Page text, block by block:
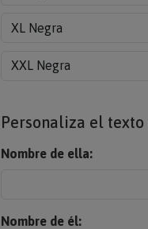
XL Negra
XXL Negra
Personaliza el
Nombre de ella:
Nombre de él: